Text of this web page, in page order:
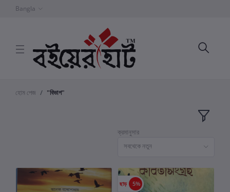
Bangla
হোম পেজ "বিভাগ"
ক্রমানুসার
সবথেকে নতুন
ছাড় 5%